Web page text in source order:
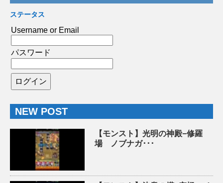
ステータス
Username or Email
パスワード
NEW POST
【モンスト】光明の神殿−修羅
場 ノブナガ･･･